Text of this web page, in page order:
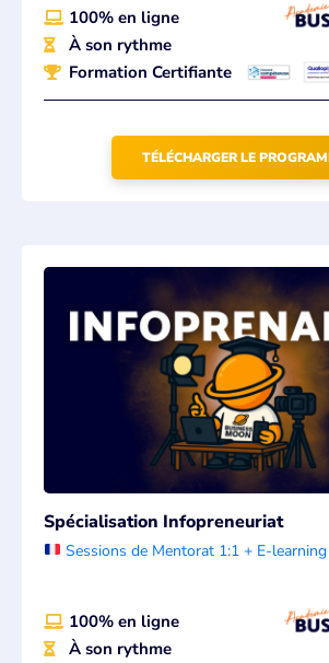
100% en ligne
À son rythme
Formation Certifiante
TÉLÉCHARGER LE
Spécialisation Infopreneuriat
Sessions de Mentorat 1:1 + E-learning
100% en ligne
À son rythme